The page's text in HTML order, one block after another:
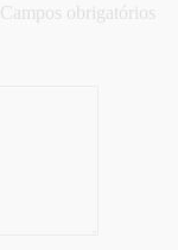
Campos obrigatórios